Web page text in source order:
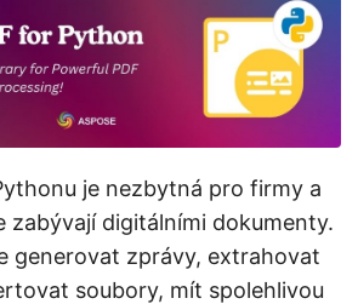
je nezbytná pro firmy a
zabývají digitálními dokumenty.
generovat zprávy, extrahovat
soubory, mít spolehlivou